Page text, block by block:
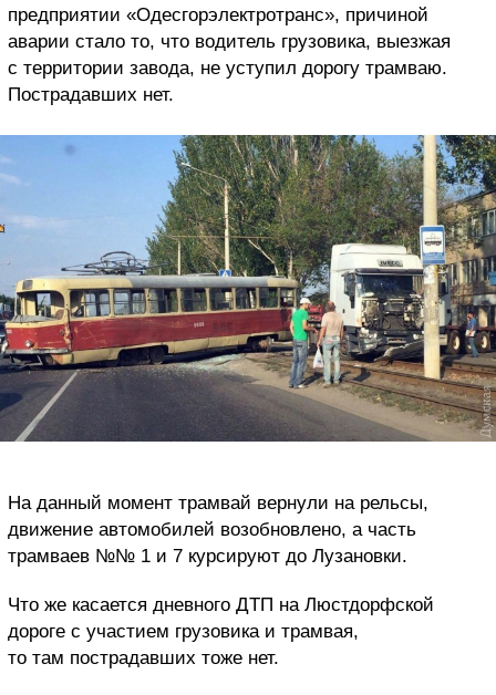
предприятии «Одесгорэлектротранс», причиной
аварии стало то, что водитель грузовика, выезжая
с территории завода, не уступил дорогу трамваю.
Пострадавших нет.
На данный момент трамвай вернули на рельсы,
движение автомобилей возобновлено, а часть
трамваев №№ 1 и 7 курсируют до Лузановки.
Что же касается дневного ДТП на Люстдорфской
дороге с участием грузовика и трамвая,
то там пострадавших тоже нет.